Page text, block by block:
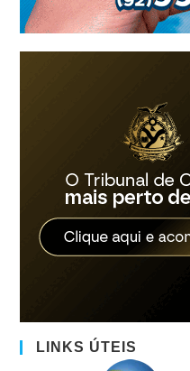
LINKS ÚTEIS